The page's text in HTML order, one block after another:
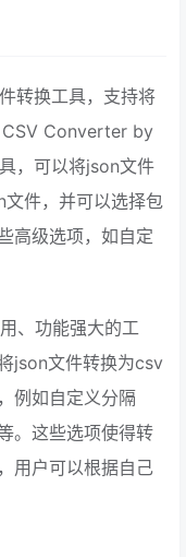
转换工具，支持将
CSV Converter by
，可以将json文件
件，并可以选择包
高级选项，如自定
、功能强大的工
json文件转换为csv
例如自定义分隔
。这些选项使得转
用户可以根据自己